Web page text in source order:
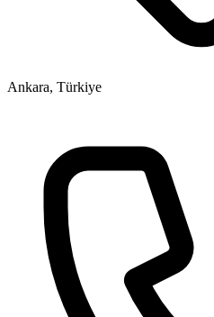
Ankara, Türkiye